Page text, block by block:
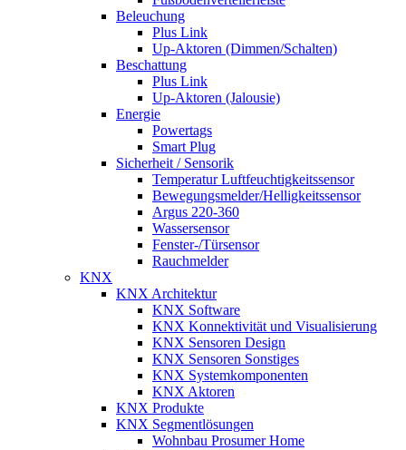
Beleuchung
Plus Link
Up-Aktoren (Dimmen/Schalten)
Beschattung
Plus Link
Up-Aktoren (Jalousie)
Energie
Powertags
Smart Plug
Sicherheit / Sensorik
Temperatur Luftfeuchtigkeitssensor
Bewegungsmelder/Helligkeitssensor
Argus 220-360
Wassersensor
Fenster-/Türsensor
Rauchmelder
KNX
KNX Architektur
KNX Software
KNX Konnektivität und Visualisierung
KNX Sensoren Design
KNX Sensoren Sonstiges
KNX Systemkomponenten
KNX Aktoren
KNX Produkte
KNX Segmentlösungen
Wohnbau Prosumer Home